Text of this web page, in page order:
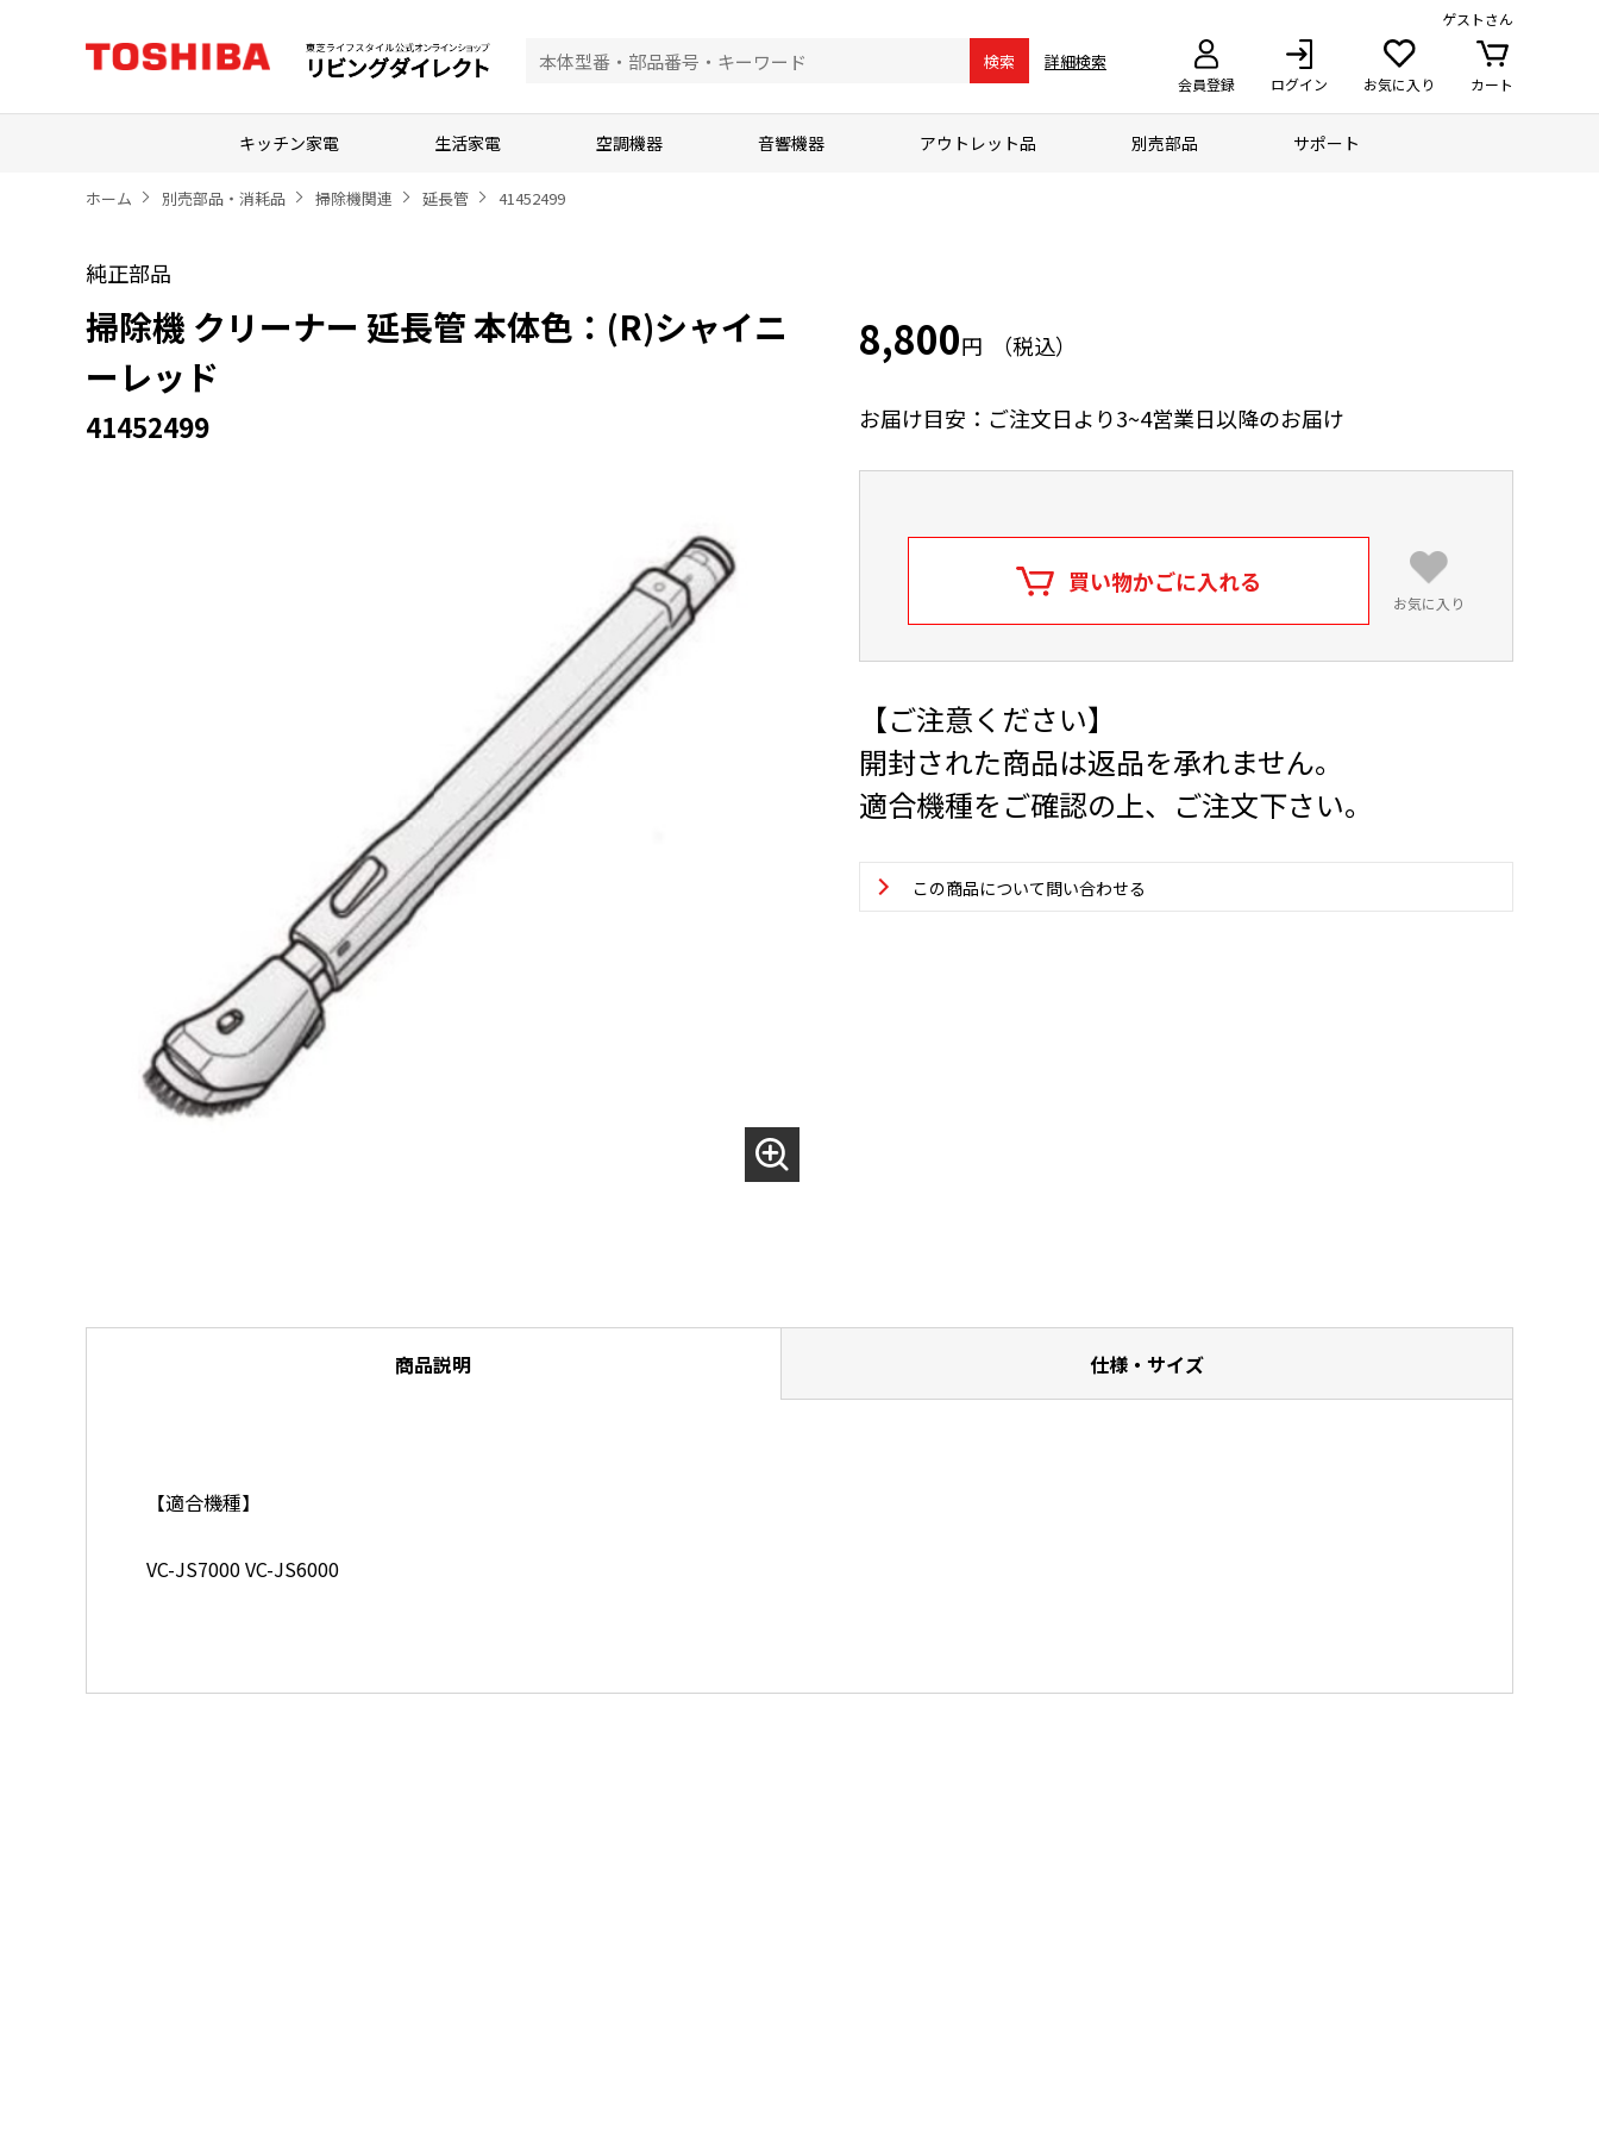
検索 詳細検索
会員登録 ログイン お気に入り カート
ゲストさん
キッチン家電 生活家電 空調機器 音響機器 アウトレット品 別売部品 サポート
ホーム 別売部品・消耗品 掃除機関連 延長管 41452499
純正部品
掃除機 クリーナー 延長管 本体色：(R)シャイニ
ーレッド
41452499
8,800円
お届け目安：ご注文日より3~4営業日以降のお届け
買い物かごに入れる
お気に入り
この商品について問い合わせる
【ご注意ください】
開封された商品は返品を承れません。
適合機種をご確認の上、ご注文下さい。
商品説明 仕様・サイズ
【適合機種】
VC-JS7000 VC-JS6000